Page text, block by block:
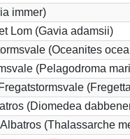
immer)
Lom (Gavia adamsii)
(Oceanites
(Pelagodroma
(Diomedea
(Thalassarche